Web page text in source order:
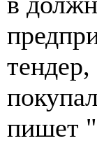
пишет